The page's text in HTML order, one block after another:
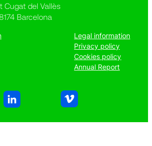
Cugat del Vallès
Barcelona
Legal information
Privacy policy
Cookies policy
Annual Report